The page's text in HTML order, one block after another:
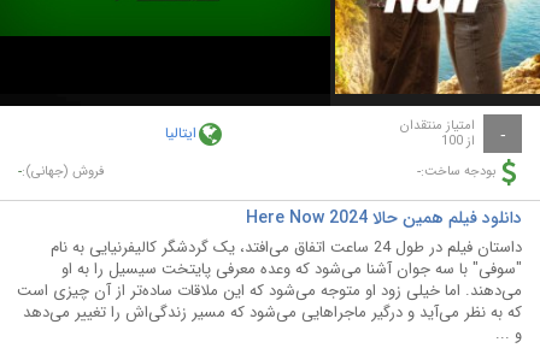
Video
- امتیاز منتقدان
از 100 ایتالیا
بودجه ساخت:- فروش (جهانی):-
دانلود فیلم همین حالا Here Now 2024
داستان فیلم در طول 24 ساعت اتفاق می‌افتد، یک گردشگر کالیفرنیایی به نام
"سوفی" با سه جوان آشنا می‌شود که وعده معرفی پایتخت سیسیل را به او
می‌دهند. اما خیلی زود او متوجه می‌شود که این ملاقات ساده‌تر از آن چیزی است
که به نظر می‌آید و درگیر ماجراهایی می‌شود که مسیر زندگی‌اش را تغییر می‌دهد
و ...